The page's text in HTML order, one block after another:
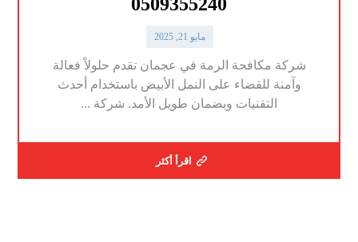
مايو 21, 2025
شركة مكافحة الرمة في عجمان تقدم حلولاً فعالة
وآمنة للقضاء على النمل الأبيض باستخدام أحدث
التقنيات وبضمان طويل الأمد. شركة ...
اقرأ أكثر